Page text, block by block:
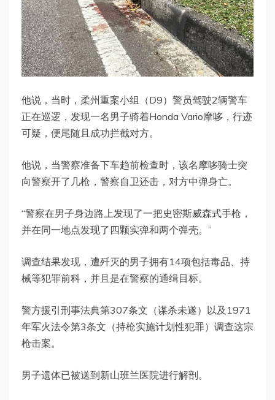
他说，当时，柔州重案小组（D9）警员驾驶2辆警车
正在巡逻，发现一名男子骑着Honda Vario摩哆，行迹
可疑，便尾随且成功拦截对方。
他说，当警察准备下车趋前检查时，该名摩哆骑士突
向警察开了几枪，警察自卫还击，对方中弹身亡。
“警察在男子身边路上发现了一把史密斯威森式手枪，
并在同一地点发现了四颗实弹和两个弹壳。”
调查结果发现，遭歼灭的男子拥有14项包括毒品、持
械等犯罪前科，并且是在警察的通缉目标。
警方援引刑事法典第307条文（谋杀未遂）以及1971
年军火法令第3条文（持枪实施计划性犯罪）调查这宗
枪击案。
男子遗体已被送到新山班兰医院进行解剖。